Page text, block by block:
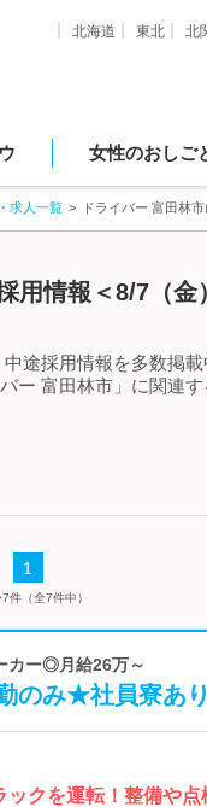
北海道 東北 北
女性のおしご
求人一覧 ドライバー 富田林
用情報＜8/7（金
途採用情報を多数掲
富田林市」に関連
1
件（全7件中）
カー◎月給26万～
のみ★社員寮あり
クを運転！整備や点